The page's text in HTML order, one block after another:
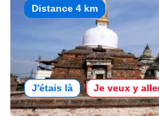
Distance 4 km
J'étais là Je veux y